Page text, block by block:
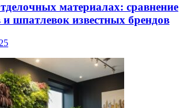
материалах: сравнение
и шпатлевок известных брендов